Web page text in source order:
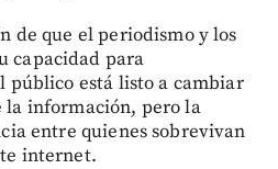
de que el periodismo y los
capacidad para
público está listo a cambiar
la información, pero la
entre quienes sobrevivan
internet.